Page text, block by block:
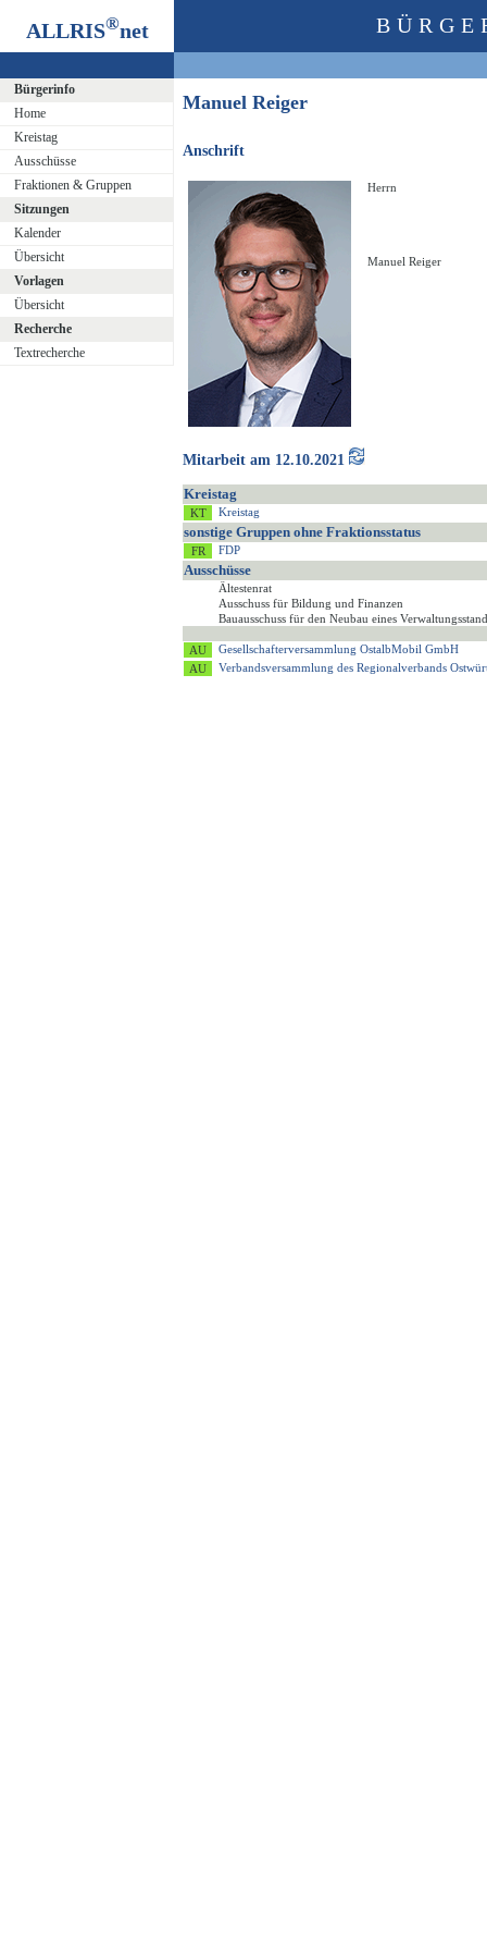
ALLRIS®net
Bürgerinfo
Home
Kreistag
Ausschüsse
Fraktionen & Gruppen
Sitzungen
Kalender
Übersicht
Vorlagen
Übersicht
Recherche
Textrecherche
Manuel Reiger
Anschrift
Herrn
Manuel Reiger
Mitarbeit am 12.10.2021
Kreistag
Kreistag
sonstige Gruppen ohne Fraktionsstatus
FDP
Ausschüsse
Ältestenrat
Ausschuss für Bildung und Finanzen
Bauausschuss für den Neubau eines
Gesellschafterversammlung OstalbMobil GmbH
Verbandsversammlung des Regionalverbands